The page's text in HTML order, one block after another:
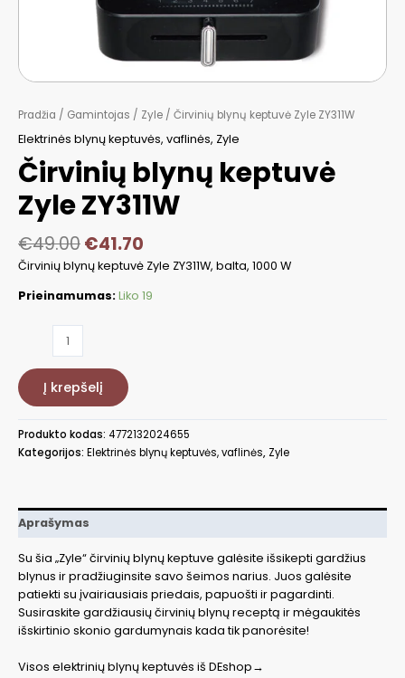
Pradžia / Gamintojas / Zyle / Čirvinių blynų keptuvė Zyle ZY311W
Elektrinės blynų keptuvės, vaflinės, Zyle
Čirvinių blynų keptuvė
Zyle ZY311W
€49.00€41.70
Čirvinių blynų keptuvė Zyle ZY311W, balta, 1000 W
Prieinamumas:Liko 19
Čirvinių
blynų
keptuvė
ZY311W
Į krepšelį
Produkto kodas: 4772132024655
Kategorijos: Elektrinės blynų keptuvės, vaflinės, Zyle
Aprašymas
Su šia „Zyle“ čirvinių blynų keptuve galėsite išsikepti gardžius
blynus ir pradžiuginsite savo šeimos narius. Juos galėsite
patiekti su įvairiausiais priedais, papuošti ir pagardinti.
Susiraskite gardžiausių čirvinių blynų receptą ir mėgaukitės
išskirtinio skonio gardumynais kada tik panorėsite!
Visos elektrinių blynų keptuvės iš DEshop→